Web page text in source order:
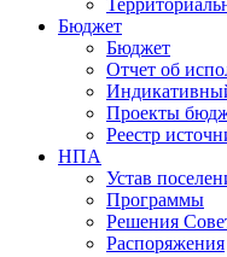
Бюджет
Бюджет
Отчет об
Проекты
Реестр
НПА
Устав
Программы
Решения
Распоряжения